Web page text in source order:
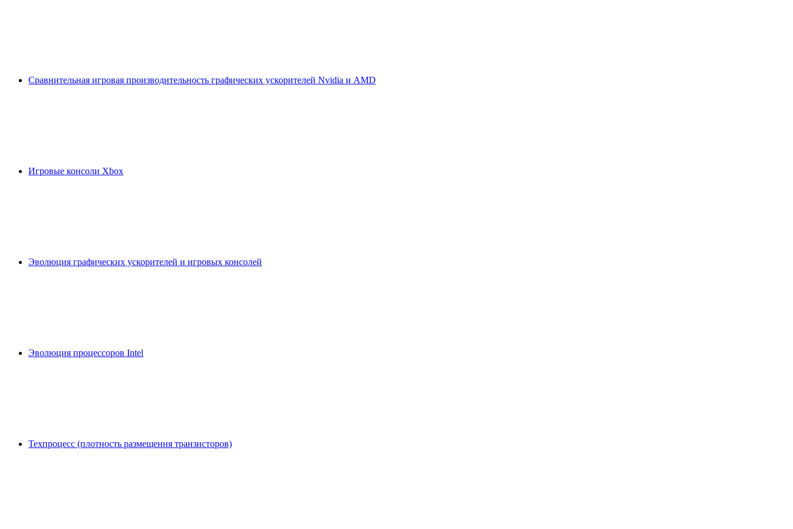
Сравнительная игровая производительность графических ускорителей Nvidia и AMD
Игровые консоли Xbox
Эволюция графических ускорителей и игровых консолей
Эволюция процессоров Intel
Техпроцесс (плотность размещения транзисторов)